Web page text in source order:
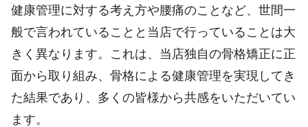
健康管理に対する考え方や腰痛のことなど、世間一
般で言われていることと当店で行っていることは大
きく異なります。これは、当店独自の骨格矯正に正
面から取り組み、骨格による健康管理を実現してき
た結果であり、多くの皆様から共感をいただいてい
ます。